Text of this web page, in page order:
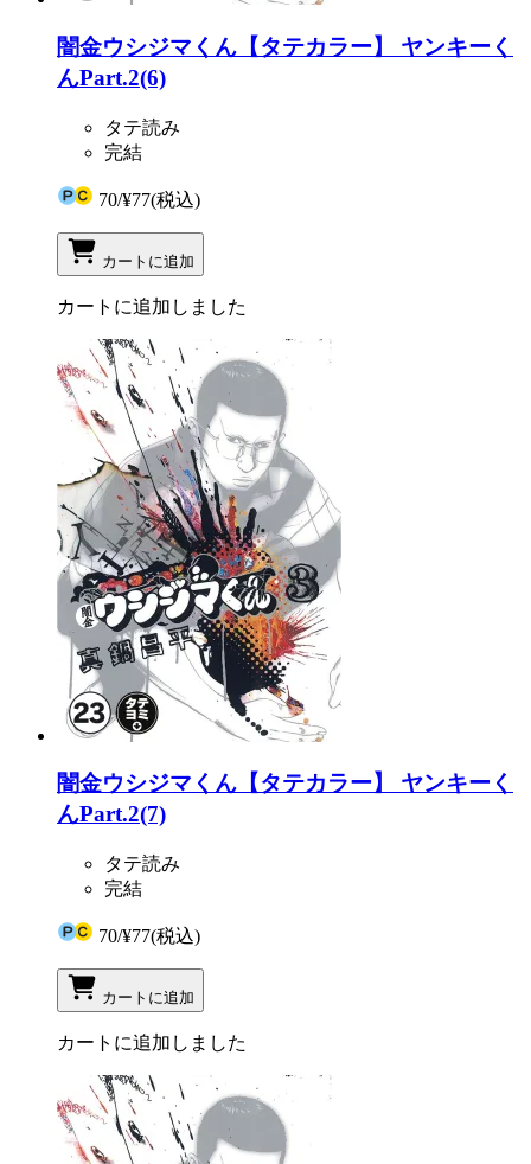
闇金ウシジマくん【タテカラー】 ヤンキーく
んPart.2(6)
タテ読み
完結
70/¥77(税込)
カートに追加
カートに追加しました
闇金ウシジマくん【タテカラー】 ヤンキーく
んPart.2(7)
タテ読み
完結
70/¥77(税込)
カートに追加
カートに追加しました